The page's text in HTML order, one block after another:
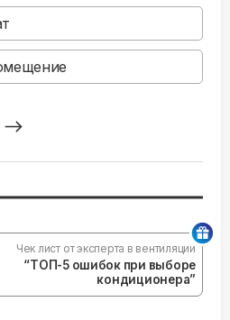
Чек лист от эксперта в вентиляции
“ТОП-5 ошибок при выборе
кондиционера”